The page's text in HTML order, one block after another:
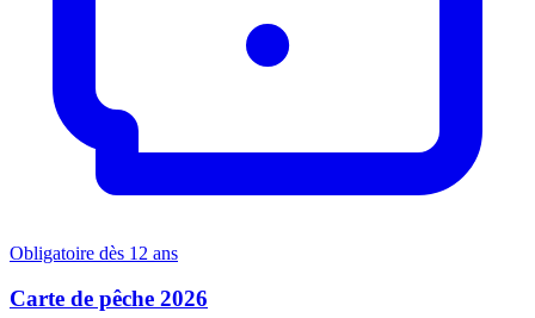
Obligatoire dès 12 ans
Carte de pêche 2026